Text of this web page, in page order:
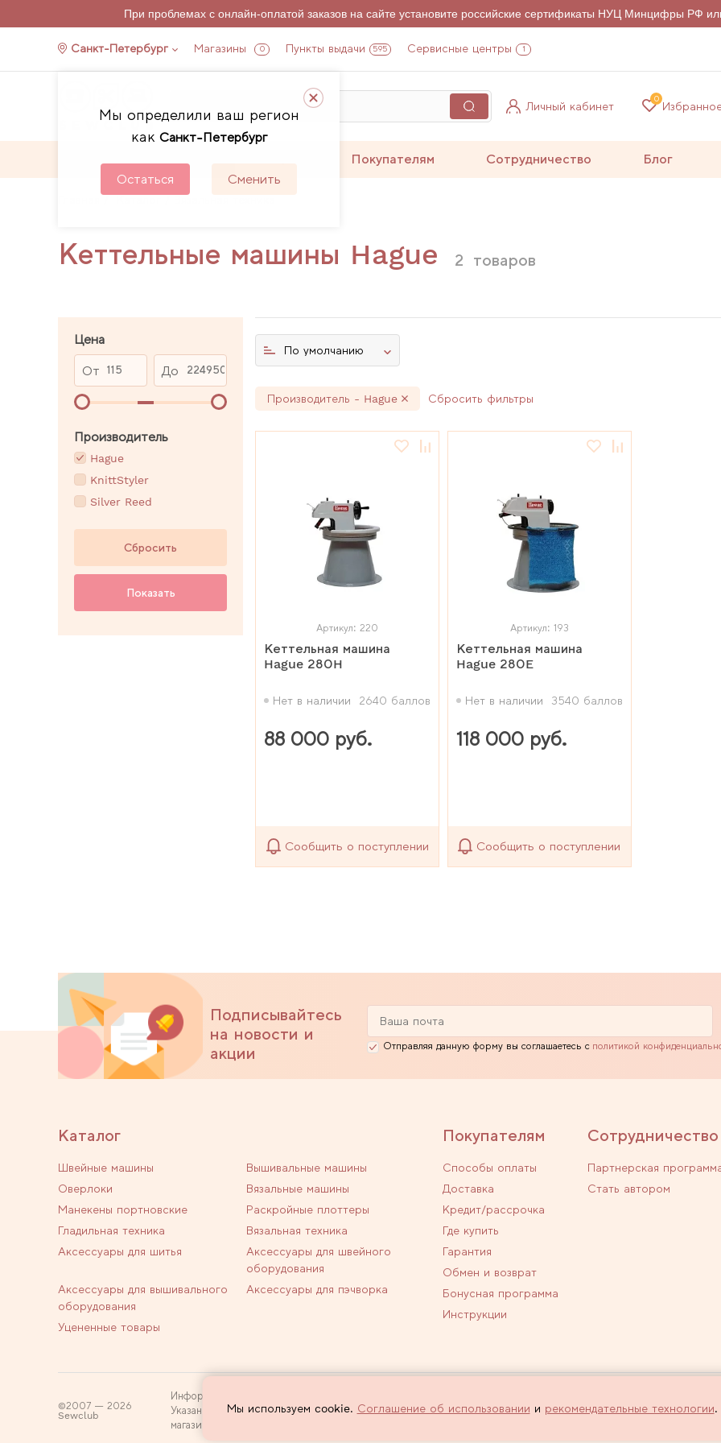
При проблемах с онлайн-оплатой заказов на сайте установите российские сертификаты НУЦ Минцифры РФ
Санкт-Петербург Магазины 0 Пункты выдачи 595 Сервисные центры 1
Мы определили ваш регион
как Санкт-Петербург
Остаться Сменить
Личный кабинет
0
Покупателям Сотрудничество Блог
Каталог Вязальная техника
Кеттельные машины Hague 2 товаров
Цена
От До
Производитель
Hague
KnittStyler
Silver Reed
Сбросить
Показать
По умолчанию
Производитель - Hague Сбросить фильтры
Артикул: 220
Кеттельная машина
Hague 280H
Нет в наличии 2640 баллов
88 000 руб.
Сообщить о поступлении
Артикул: 193
Кеттельная машина
Hague 280E
Нет в наличии 3540 баллов
118 000 руб.
Сообщить о поступлении
Подписывайтесь
на новости и
акции
Отправляя данную форму вы соглашаетесь с политикой
Каталог
Швейные машины
Вышивальные машины
Оверлоки
Вязальные машины
Манекены портновские
Раскройные плоттеры
Гладильная техника
Вязальная техника
Аксессуары для шитья
Аксессуары для швейного
оборудования
Аксессуары для вышивального
оборудования
Аксессуары для пэчворка
Уцененные товары
Покупателям
Способы оплаты
Доставка
Кредит/рассрочка
Где купить
Гарантия
Обмен и возврат
Бонусная программа
Инструкции
Сотрудничество
Партнерская
Стать автором
2007 — 2026
Sewclub
Информация на сайте не является публичной офертой.
Указанные цены действуют только при оформлении заказа через интернет-
магазин
Используем
Мы используем cookie. Соглашение об использовании и рекомендательные технологии.